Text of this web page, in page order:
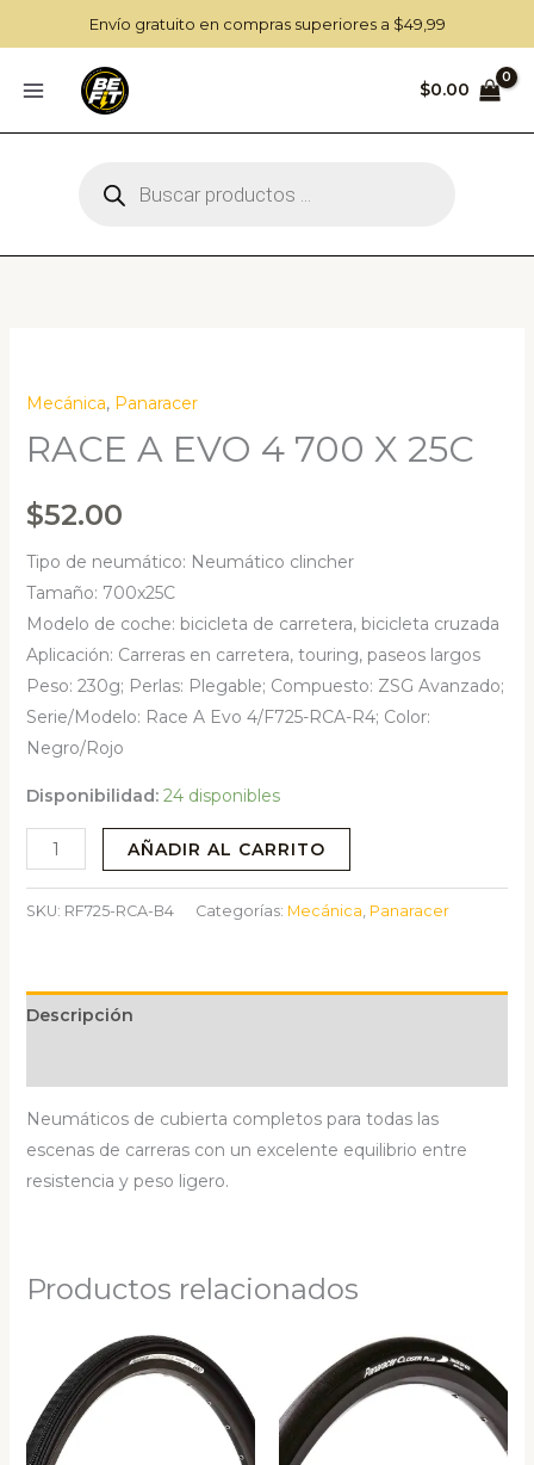
al
contenido
Envío gratuito en compras superiores a $49,99
$0.00
productos
Mecánica, Panaracer
RACE A EVO 4 700 X 25C
$52.00
Tipo de neumático: Neumático clincher
Tamaño: 700x25C
Modelo de coche: bicicleta de carretera, bicicleta cruzada
Aplicación: Carreras en carretera, touring, paseos largos
Peso: 230g; Perlas: Plegable; Compuesto: ZSG Avanzado;
Serie/Modelo: Race A Evo 4/F725-RCA-R4; Color:
Negro/Rojo
Disponibilidad: 24 disponibles
RACE
A
EVO
X
AÑADIR AL CARRITO
SKU: RF725-RCA-B4 Categorías: Mecánica Panaracer
Descripción
Neumáticos de cubierta completos para todas las
escenas de carreras con un excelente equilibrio entre
resistencia y peso ligero.
Productos relacionados